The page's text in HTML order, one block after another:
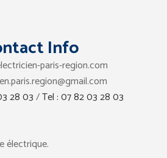
Info
paris-region.com
28 03/Tel : 07 82 03 28 03
électrique.